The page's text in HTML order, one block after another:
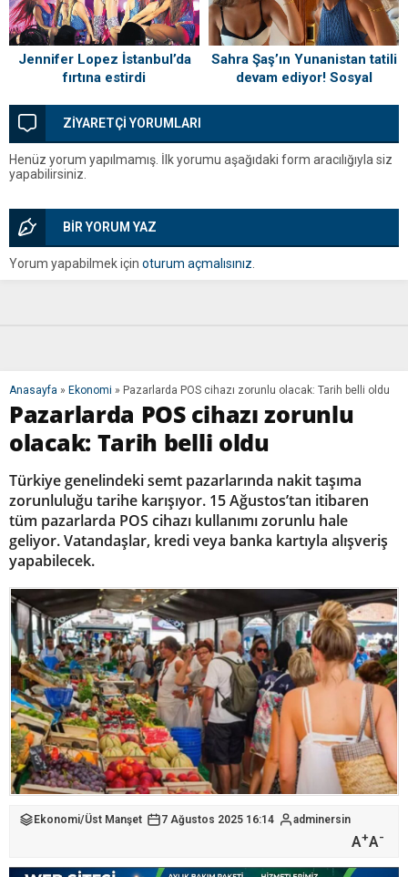
Jennifer Lopez İstanbul’da
fırtına estirdi
Sahra Şaş’ın Yunanistan tatili
devam ediyor! Sosyal
ZİYARETÇİ YORUMLARI
Henüz yorum yapılmamış. İlk yorumu aşağıdaki form aracılığıyla siz
yapabilirsiniz.
BİR YORUM YAZ
Yorum yapabilmek için oturum açmalısınız
Anasayfa » Ekonomi » Pazarlarda POS cihazı zorunlu olacak: Tarih belli oldu
Pazarlarda POS cihazı zorunlu
olacak: Tarih belli oldu
Türkiye genelindeki semt pazarlarında nakit taşıma
zorunluluğu tarihe karışıyor. 15 Ağustos’tan itibaren
tüm pazarlarda POS cihazı kullanımı zorunlu hale
geliyor. Vatandaşlar, kredi veya banka kartıyla alışveriş
yapabilecek.
Ekonomi/Üst Manşet 7 Ağustos 2025 16:14 adminersin
A+A-